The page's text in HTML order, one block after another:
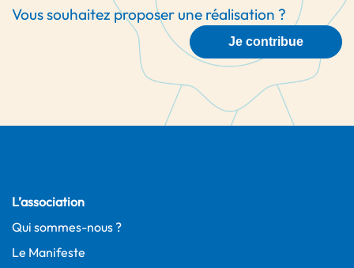
Vous souhaitez proposer une réalisation ?
Je contribue
L’association
Qui sommes-nous ?
Le Manifeste